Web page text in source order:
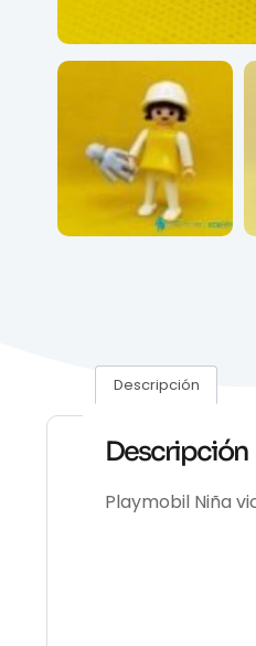
Descripción
Descripción
Playmobil Niña